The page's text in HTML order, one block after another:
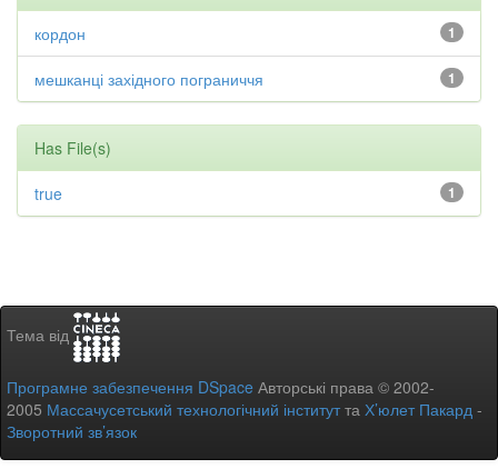
1
кордон
1
мешканці західного пограниччя
Has File(s)
1
true
Тема від
Програмне забезпечення DSpace Авторські права © 2002-
2005 Массачусетський технологічний інститутта Х’юлет Пакард -
Зворотний зв’язок